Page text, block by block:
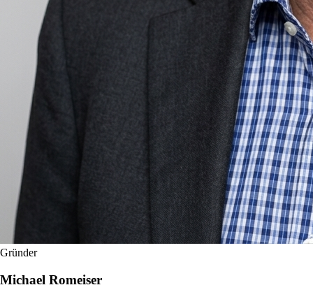
Gründer
Michael Romeiser